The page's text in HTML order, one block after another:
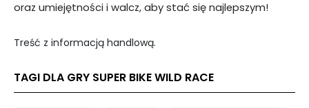
oraz umiejętności i walcz, aby stać się najlepszym!
Treść z informacją handlową.
TAGI DLA GRY SUPER BIKE WILD RACE